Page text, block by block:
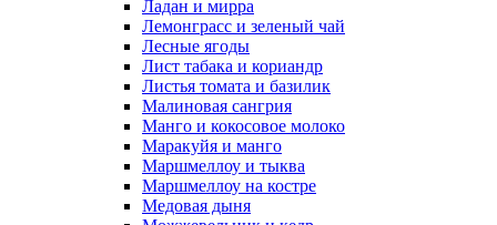
Ладан и мирра
Лемонграсс и зеленый чай
Лесные ягоды
Лист табака и кориандр
Листья томата и базилик
Малиновая сангрия
Манго и кокосовое молоко
Маракуйя и манго
Маршмеллоу и тыква
Маршмеллоу на костре
Медовая дыня